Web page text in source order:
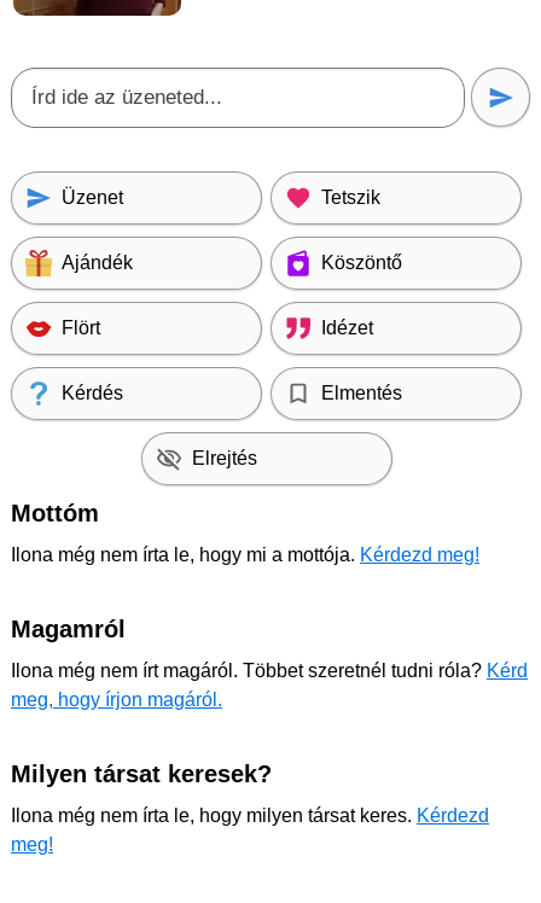
Üzenet Tetszik
Ajándék Köszöntő
Flört Idézet
Kérdés Elmentés
Elrejtés
Mottóm
Ilona még nem írta le, hogy mi a mottója. Kérdezd meg!
Magamról
Ilona még nem írt magáról. Többet szeretnél tudni róla? Kérd
meg, hogy írjon magáról.
Milyen társat keresek?
Ilona még nem írta le, hogy milyen társat keres. Kérdezd
meg!